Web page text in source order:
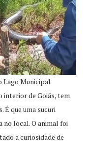
Lago Municipal
interior de Goiás, tem
É que uma sucuri
no local. O animal foi
a curiosidade de